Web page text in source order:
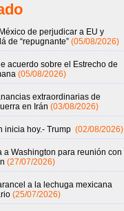
de perjudicar a EU y
de “repugnante” (05/08/2026)
acuerdo sobre el Estrecho de
(05/08/2026)
extraordinarias de
en Irán (03/08/2026)
inicia hoy.- Trump (02/08/2026)
a Washington para reunión con
(27/07/2026)
a la lechuga mexicana
(25/07/2026)